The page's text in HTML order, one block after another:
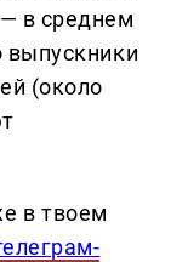
в среднем
выпускники
(около
в твоем